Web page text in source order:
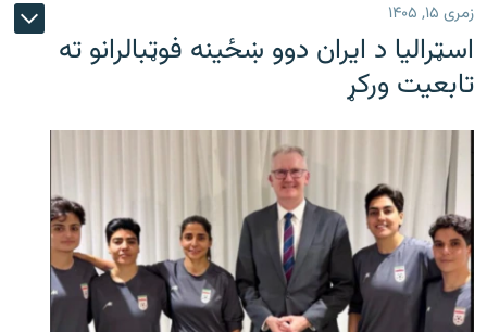
زمری ۱۵, ۱۴۰۵
اسټرالیا د ایران دوو ښځینه فوټبالرانو ته
تابعیت ورکړ